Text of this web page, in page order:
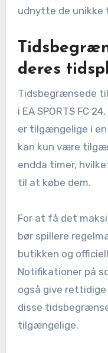
udnytte de unikke
deres
Tidsbegrænsede
i EA SPORTS FC
er tilgængelige i
kan kun være
endda timer,
til at købe dem.
For at få det
bør spillere
butikken og
Notifikationer på
også give
disse
tilgængelige.